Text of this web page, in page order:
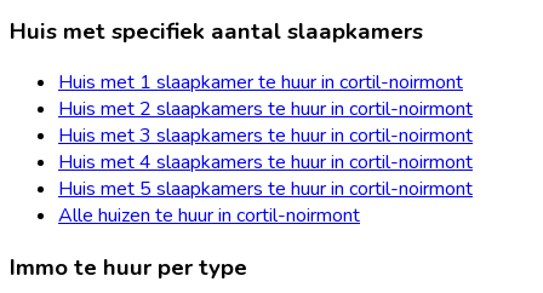
Huis met specifiek aantal slaapkamers
Huis met 1 slaapkamer te huur in cortil-noirmont
Huis met 2 slaapkamers te huur in cortil-noirmont
Huis met 3 slaapkamers te huur in cortil-noirmont
Huis met 4 slaapkamers te huur in cortil-noirmont
Huis met 5 slaapkamers te huur in cortil-noirmont
Alle huizen te huur in cortil-noirmont
Immo te huur per type